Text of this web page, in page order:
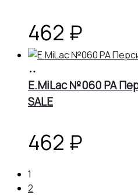
462 ₽
корзину
E.MiLac №060 PA
SALE
462 ₽
1
2